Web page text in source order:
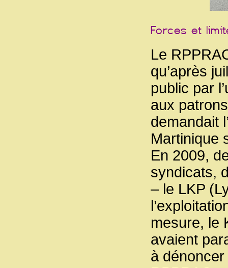
Le
qu’après
public par
aux
demandait
Martinique
En 2009,
syndicats,
– le LKP
mesure, le
avaient
à